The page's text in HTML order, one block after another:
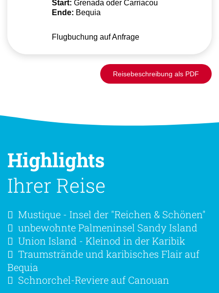
Start: Grenada oder Carriacou
Ende: Bequia
Flugbuchung auf Anfrage
Reisebeschreibung als PDF
Highlights
Ihrer Reise
Mustique - Insel der "Reichen & Schönen"
unbewohnte Palmeninsel Sandy Island
Union Island - Kleinod in der Karibik
Traumstrände und karibisches Flair auf
Bequia
Schnorchel-Reviere auf Canouan